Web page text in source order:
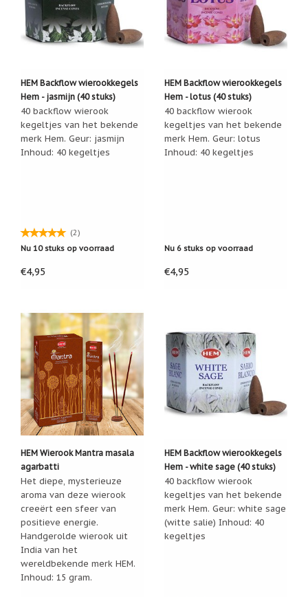
inpakservice
Willow
Tree
of
Jim
Shore:
welk
Mijn
leven
met
webshop
Een
passend
cadeau
bij
verlies
of
rouw:
wanneer
woorden
tekortschieten
De
Lotus
De
regenboog
Nieuws
Nieuw:
fotootje
van
uw
cadeauverpakking
HEM Backflow wierookkegels
Hem - jasmijn (40 stuks)
40 backflow wierook
kegeltjes van het bekende
merk Hem. Geur: jasmijn
Inhoud: 40 kegeltjes
(2)
Nu 10 stuks op voorraad
€4,95
HEM Backflow wierookkegels
Hem - lotus (40 stuks)
40 backflow wierook
kegeltjes van het bekende
merk Hem. Geur: lotus
Inhoud: 40 kegeltjes
Nu 6 stuks op voorraad
€4,95
HEM Wierook Mantra masala
agarbatti
Het diepe, mysterieuze
aroma van deze wierook
creeërt een sfeer van
positieve energie.
Handgerolde wierook uit
India van het
wereldbekende merk HEM.
Inhoud: 15 gram.
HEM Backflow wierookkegels
Hem - white sage (40 stuks)
40 backflow wierook
kegeltjes van het bekende
merk Hem. Geur: white sage
(witte salie) Inhoud: 40
kegeltjes